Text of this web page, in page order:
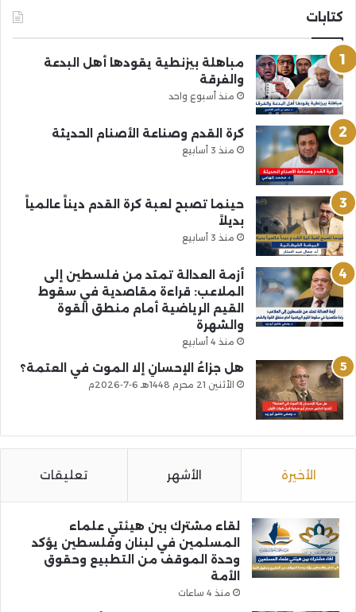
كتابات
مباهلة بيزنطية يقودها أهل البدعة
والفرقة
منذ أسبوع واحد
كرة القدم وصناعة الأصنام الحديثة
منذ 3 أسابيع
حينما تصبح لعبة كرة القدم ديناً عالمياً
بديلاً
منذ 3 أسابيع
أزمة العدالة تمتد من فلسطين إلى
الملاعب: قراءة مقاصدية في سقوط
القيم الرياضية أمام منطق القوة
والشهرة
منذ 4 أسابيع
هل جزاءُ الإحسانِ إلا الموت في العتمة؟
الأثنين 21 محرم 1448هـ 6-7-2026م
الأخيرة الأشهر تعليقات
لقاء مشترك بين هيئتي علماء
المسلمين في لبنان وفلسطين يؤكد
وحدة الموقف من التطبيع وحقوق
الأمة
منذ 4 ساعات